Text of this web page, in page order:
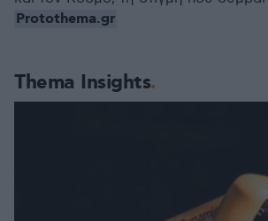
Thema Insights
Protothema.gr